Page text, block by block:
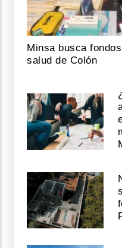
Minsa busca
salud de Colón